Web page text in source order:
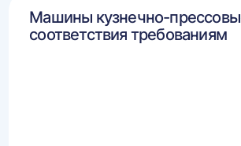
Машины кузнечно-
соответствия требованиям